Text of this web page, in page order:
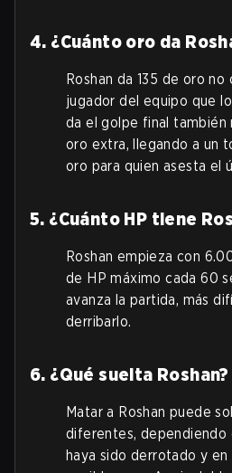
4. ¿Cuánto oro da
Roshan da 135 de oro
jugador del equipo que
da el golpe final
oro extra, llegando a un
oro para quien asesta el
5. ¿Cuánto HP tiene
Roshan empieza con
de HP máximo cada 60
avanza la partida, más
derribarlo.
6. ¿Qué suelta Roshan?
Matar a Roshan puede
diferentes, dependiendo
haya sido derrotado y